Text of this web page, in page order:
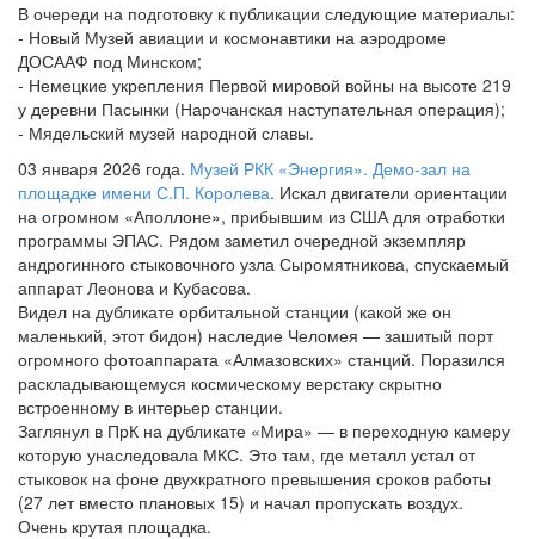
В очереди на подготовку к публикации следующие материалы:
- Новый Музей авиации и космонавтики на аэродроме
ДОСААФ под Минском;
- Немецкие укрепления Первой мировой войны на высоте 219
у деревни Пасынки (Нарочанская наступательная операция);
- Мядельский музей народной славы.
03 января 2026 года. Музей РКК «Энергия». Демо-зал на
площадке имени С.П. Королева. Искал двигатели ориентации
на огромном «Аполлоне», прибывшим из США для отработки
программы ЭПАС. Рядом заметил очередной экземпляр
андрогинного стыковочного узла Сыромятникова, спускаемый
аппарат Леонова и Кубасова.
Видел на дубликате орбитальной станции (какой же он
маленький, этот бидон) наследие Челомея — зашитый порт
огромного фотоаппарата «Алмазовских» станций. Поразился
раскладывающемуся космическому верстаку скрытно
встроенному в интерьер станции.
Заглянул в ПрК на дубликате «Мира» — в переходную камеру
которую унаследовала МКС. Это там, где металл устал от
стыковок на фоне двухкратного превышения сроков работы
(27 лет вместо плановых 15) и начал пропускать воздух.
Очень крутая площадка.